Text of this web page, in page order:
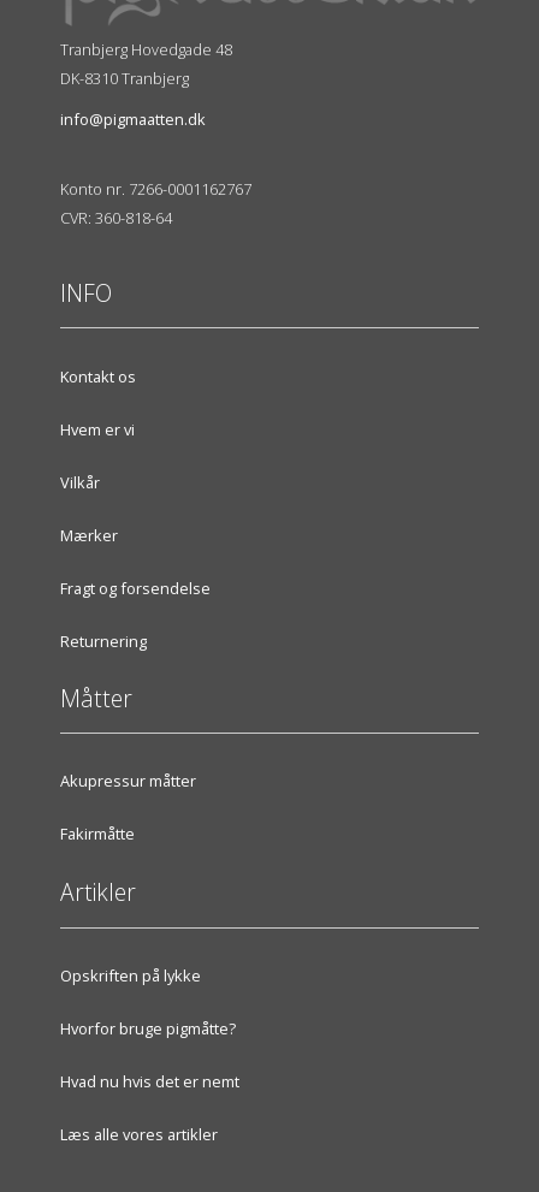
Tranbjerg Hovedgade 48
DK-8310 Tranbjerg
info@pigmaatten.dk
Konto nr. 7266-0001162767
CVR: 360-818-64
INFO
Kontakt os
Hvem er vi
Vilkår
Mærker
Fragt og forsendelse
Returnering
Måtter
Akupressur måtter
Fakirmåtte
Artikler
Opskriften på lykke
Hvorfor bruge pigmåtte?
Hvad nu hvis det er nemt
Læs alle vores artikler